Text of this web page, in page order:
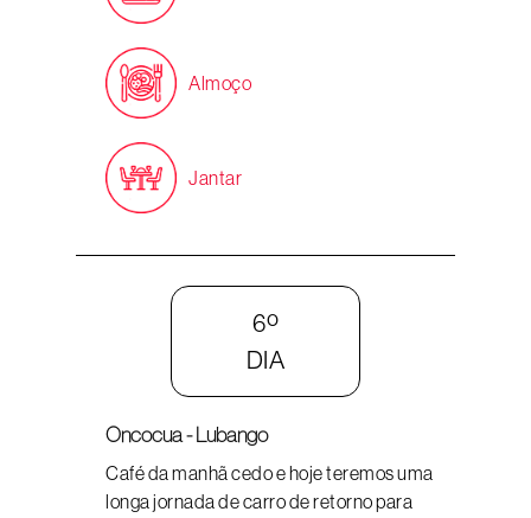
Almoço
Jantar
6º
DIA
Oncocua - Lubango
Café da manhã cedo e hoje teremos uma
longa jornada de carro de retorno para